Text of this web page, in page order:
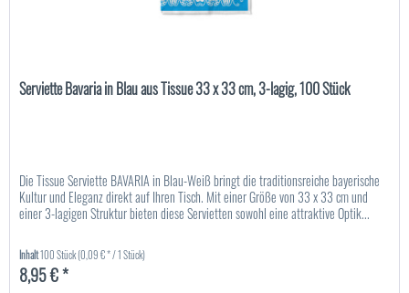
Serviette Bavaria in Blau aus Tissue 33 x 33 cm, 3-lagig, 100 Stück
Die Tissue Serviette BAVARIA in Blau-Weiß bringt die traditionsreiche bayerische
Kultur und Eleganz direkt auf Ihren Tisch. Mit einer Größe von 33 x 33 cm und
einer 3-lagigen Struktur bieten diese Servietten sowohl eine attraktive Optik...
Inhalt100 Stück(0,09 € * / 1 Stück)
8,95 € *